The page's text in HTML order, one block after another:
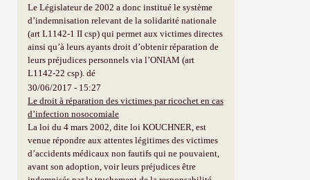
Le Législateur de 2002 a donc institué le système
d’indemnisation relevant de la solidarité nationale
(art L1142-1 II csp) qui permet aux victimes directes
ainsi qu’à leurs ayants droit d’obtenir réparation de
leurs préjudices personnels via l’ONIAM (art
L1142-22 csp). dé
30/06/2017 - 15:27
Le droit à réparation des victimes par ricochet en cas
d’infection nosocomiale
La loi du 4 mars 2002, dite loi KOUCHNER, est
venue répondre aux attentes légitimes des victimes
d’accidents médicaux non fautifs qui ne pouvaient,
avant son adoption, voir leurs préjudices être